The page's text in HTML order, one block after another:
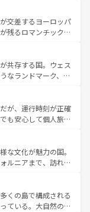
まで多彩な表情を見
るスペインはその個
了する。 なお、新着のスペイン情報はコ
な宮殿、歴史的な大
然が、訪れる者を心
の国としても知ら
ス、プロヴァンスの
しみ方が可能だ。さ
ており、どの街角に
異なる文化を体験で
ス情報はコンテンツ一覧
交差するヨーロッパ
残るロマンチック街
きることがない。ベ
アルプスの絶景、そ
風景は必見。ビール
、新着の
てほしい。
共存する国。ウェス
なランドマーク、歴
優雅なアフタヌーン
国パブ、サッカー観
豊富。イギリスを旅
が、運行時刻が正確
も安心して個人旅行
らではのユニークな
く町歩きも満喫する
物価も高いが、旅行
る。 なお、新
参照してほしい。
な文化が魅力の国。
ルニアまで、訪れる
ング、エンターテイ
だ。一方、アメリカ
ャニオンやイエロー
くの島で構成される
ている。大自然の神